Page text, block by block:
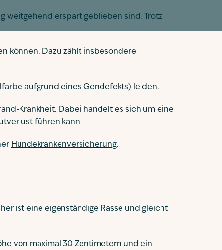
weitgehend erspart geblieben sind. Trotz
können. Dazu zählt insbesondere
aufgrund eines Gendefekts) leiden.
Krankheit. Dabei handelt es sich um eine
führen kann.
Hundekrankenversicherung.
ist eine eigenständige Rasse und gleicht
von maximal 30 Zentimetern und ein